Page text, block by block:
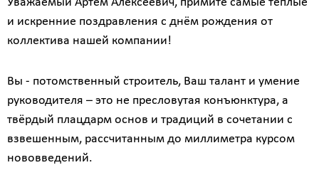
и искренние поздравления с днём рождения от
коллектива нашей компании!
Вы - потомственный строитель, Ваш талант и умение
руководителя – это не пресловутая конъюнктура, а
твёрдый плацдарм основ и традиций в сочетании с
взвешенным, рассчитанным до миллиметра курсом
нововведений.